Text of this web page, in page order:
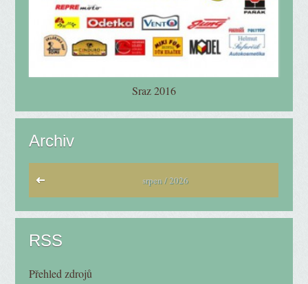
Sraz 2016
Archiv
srpen / 2026
RSS
Přehled zdrojů